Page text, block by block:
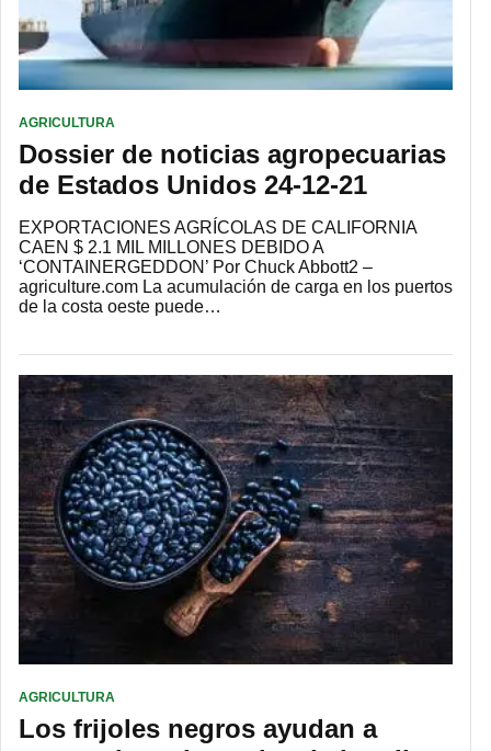
AGRICULTURA
Dossier de noticias agropecuarias
de Estados Unidos 24-12-21
EXPORTACIONES AGRÍCOLAS DE CALIFORNIA
CAEN $ 2.1 MIL MILLONES DEBIDO A
‘CONTAINERGEDDON’ Por Chuck Abbott2 –
agriculture.com La acumulación de carga en los puertos
de la costa oeste puede…
AGRICULTURA
Los frijoles negros ayudan a